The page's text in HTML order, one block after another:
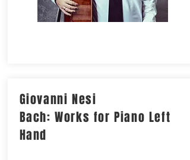
Giovanni Nesi
Bach: Works for Piano Left
Hand